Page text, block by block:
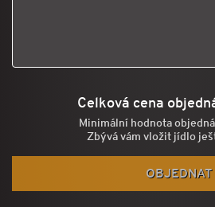
Celková cena
Minimální hodnota
Zbývá vám vložit jídlo
OBJEDNAT